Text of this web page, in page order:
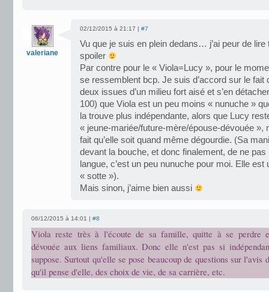
valeriane
02/12/2015 à 21:17 | #7
Vu que je suis en plein dedans… j’ai peur de
spoiler
Par contre pour le « Viola=Lucy », pour le
se ressemblent bcp. Je suis d’accord sur le fait
deux issues d’un milieu fort aisé et s’en
100) que Viola est un peu moins « nunuche »
la trouve plus indépendante, alors que Lucy
« jeune-mariée/future-mère/épouse-dévouée »,
fait qu’elle soit quand même dégourdie. (Sa
devant la bouche, et donc finalement, de ne
langue, c’est un peu nunuche pour moi. Elle
« sotte »).
Mais sinon, j’aime bien aussi
06/12/2015 à 14:01 | #8
Viola reste très à l'écoute de sa famille, quitte à se perdre
dévouée aux liens familiaux. Donc elle n'est pas si
suppose. Surtout qu'elle se pose beaucoup de questions sur l'avis
qu'il pense d'elle, des choix de vie, de sa carrière, etc.